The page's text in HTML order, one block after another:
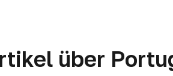
über